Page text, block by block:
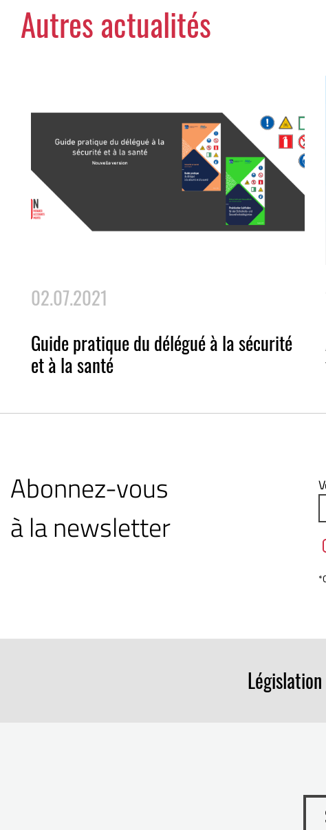
Autres actualités
02.07.2021
Guide pratique du délégué à la sécurité
et à la santé
Abonnez-vous
à la newsletter
Législation